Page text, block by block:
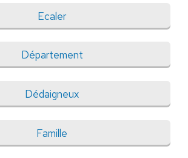
Ecaler
Département
Dédaigneux
Famille